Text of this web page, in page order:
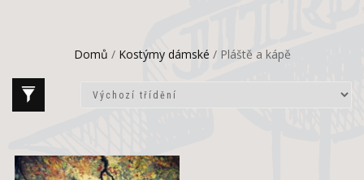
Domů / Kostýmy dámské / Pláště a kápě